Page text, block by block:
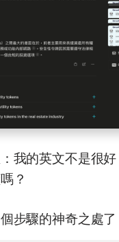
我的英文不是很
？
步驟的神奇之處了